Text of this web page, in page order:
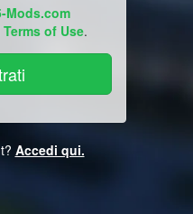
Mods.com
Terms of Use.
Accedi qui.